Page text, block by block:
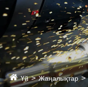
Үй Жаңалықтар